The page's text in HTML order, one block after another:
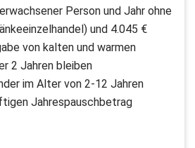
Person und Jahr ohne
und 4.045 €
von kalten und warmen
2 Jahren bleiben
im Alter von 2-12 Jahren
Jahrespauschbetrag